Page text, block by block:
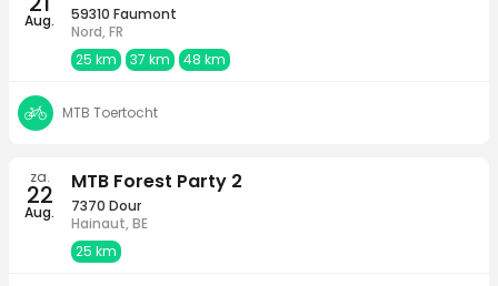
Aug.
59310 Faumont
Nord, FR
25 km
37 km 48 km
MTB Toertocht
za.
22
Aug.
MTB Forest Party 2
7370 Dour
Hainaut, BE
25 km